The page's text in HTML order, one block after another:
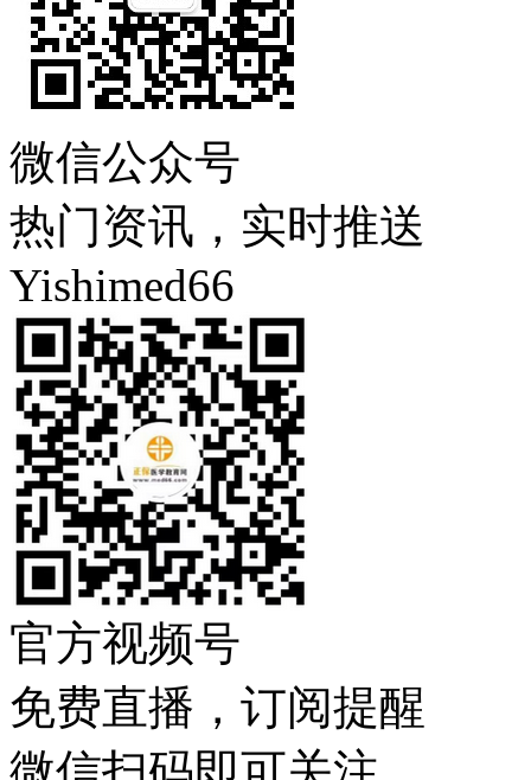
微信公众号
热门资讯，实时推送
Yishimed66
官方视频号
免费直播，订阅提醒